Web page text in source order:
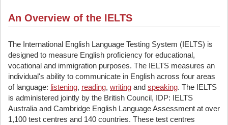
An Overview of the IELTS
The International English Language Testing System (IELTS) is
designed to measure English proficiency for educational,
vocational and immigration purposes. The IELTS measures an
individual's ability to communicate in English across four areas
of language: listening, reading, writing and speaking. The IELTS
is administered jointly by the British Council, IDP: IELTS
Australia and Cambridge English Language Assessment at over
1,100 test centres and 140 countries. These test centres